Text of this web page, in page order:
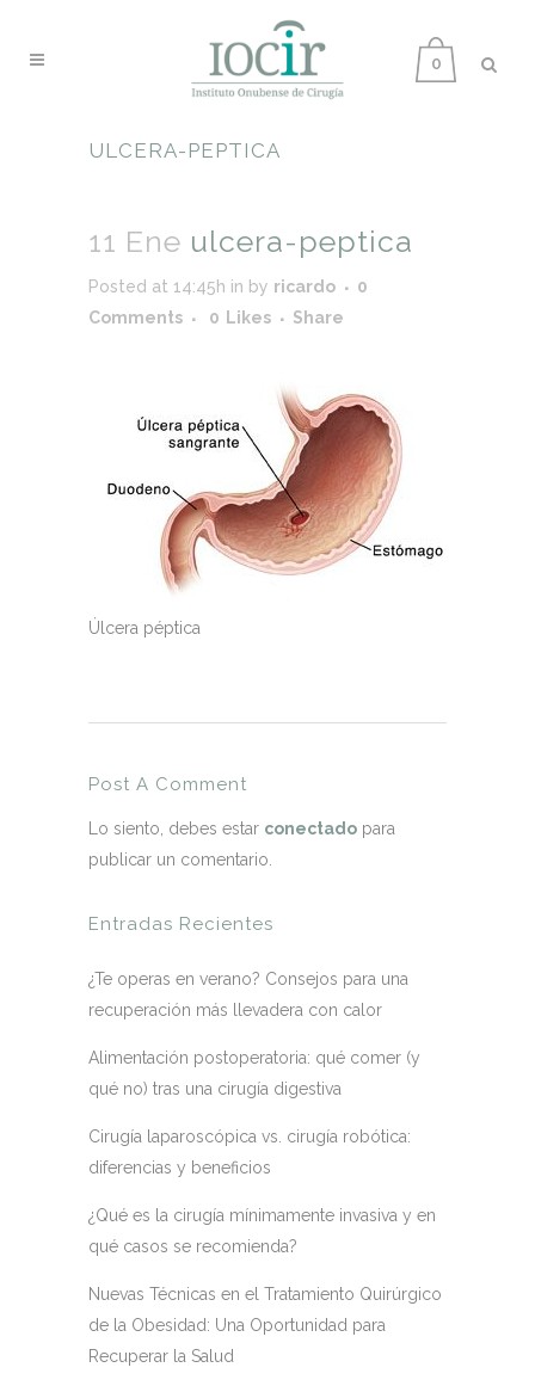
0
ULCERA-PEPTICA
11 Ene ulcera-peptica
Posted at 14:45h in by ricardo
0
Comments
0 Likes Share
Úlcera péptica
Post A Comment
Lo siento, debes estar conectado para
publicar un comentario.
Entradas Recientes
¿Te operas en verano? Consejos para una
recuperación más llevadera con calor
Alimentación postoperatoria: qué comer (y
qué no) tras una cirugía digestiva
Cirugía laparoscópica vs. cirugía robótica:
diferencias y beneficios
¿Qué es la cirugía mínimamente invasiva y en
qué casos se recomienda?
Nuevas Técnicas en el Tratamiento Quirúrgico
de la Obesidad: Una Oportunidad para
Recuperar la Salud